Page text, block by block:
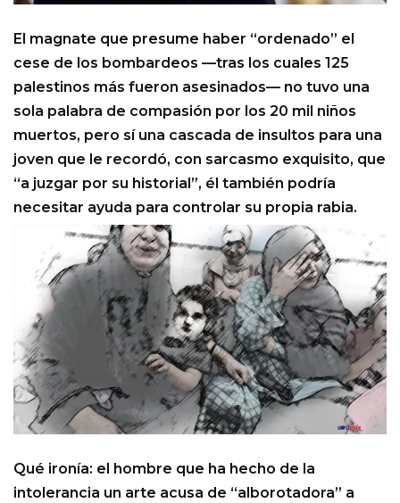
El magnate que presume haber “ordenado” el
cese de los bombardeos —tras los cuales 125
palestinos más fueron asesinados— no tuvo una
sola palabra de compasión por los 20 mil niños
muertos, pero sí una cascada de insultos para una
joven que le recordó, con sarcasmo exquisito, que
“a juzgar por su historial”, él también podría
necesitar ayuda para controlar su propia rabia.
Qué ironía: el hombre que ha hecho de la
intolerancia un arte acusa de “alborotadora” a